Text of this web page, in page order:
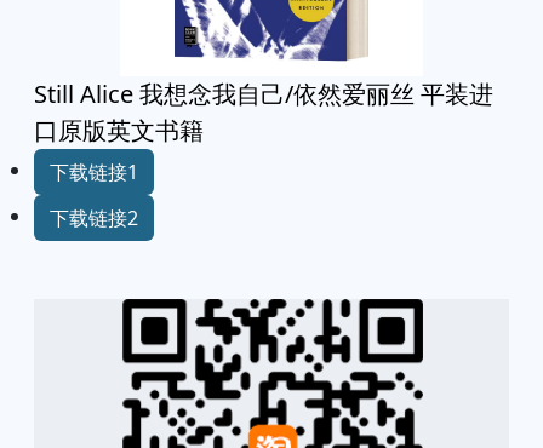
Still Alice 我想念我自己/依然爱丽丝 平装进
口原版英文书籍
下载链接1
下载链接2